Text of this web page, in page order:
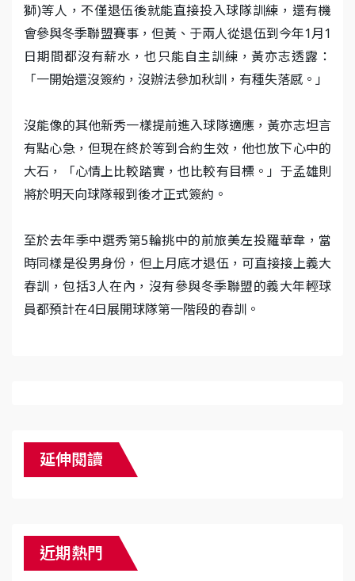
獅)等人，不僅退伍後就能直接投入球隊訓練，還有機
會參與冬季聯盟賽事，但黃、于兩人從退伍到今年1月1
日期間都沒有薪水，也只能自主訓練，黃亦志透露：
「一開始還沒簽約，沒辦法參加秋訓，有種失落感。」
沒能像的其他新秀一樣提前進入球隊適應，黃亦志坦言
有點心急，但現在終於等到合約生效，他也放下心中的
大石，「心情上比較踏實，也比較有目標。」于孟雄則
將於明天向球隊報到後才正式簽約。
至於去年季中選秀第5輪挑中的前旅美左投羅華韋，當
時同樣是役男身份，但上月底才退伍，可直接接上義大
春訓，包括3人在內，沒有參與冬季聯盟的義大年輕球
員都預計在4日展開球隊第一階段的春訓。
延伸閱讀
近期熱門